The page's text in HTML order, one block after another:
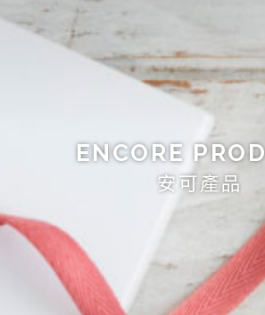
ENCORE
安可產品